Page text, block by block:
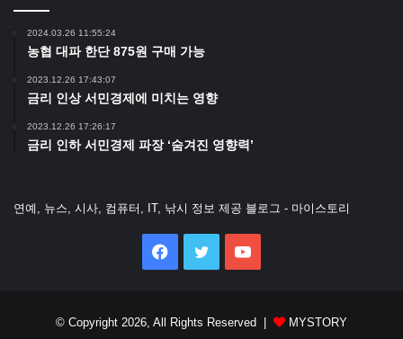
2024.03.26 11:55:24
농협 대파 한단 875원 구매 가능
2023.12.26 17:43:07
금리 인상 서민경제에 미치는 영향
2023.12.26 17:26:17
금리 인하 서민경제 파장 ‘숨겨진 영향력’
연예, 뉴스, 시사, 컴퓨터, IT, 낚시 정보 제공 블로그 - 마이스토리
Facebook
Twitter
© Copyright 2026, All Rights Reserved | MYSTORY